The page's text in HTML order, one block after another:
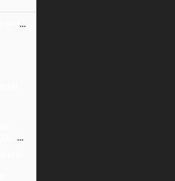
Santa Teresa Benedicta de la Cruz
Milagro eucarístico de Florencia